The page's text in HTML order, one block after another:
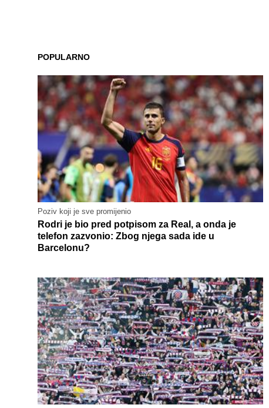
POPULARNO
Poziv koji je sve promijenio
Rodri je bio pred potpisom za Real, a onda je
telefon zazvonio: Zbog njega sada ide u
Barcelonu?